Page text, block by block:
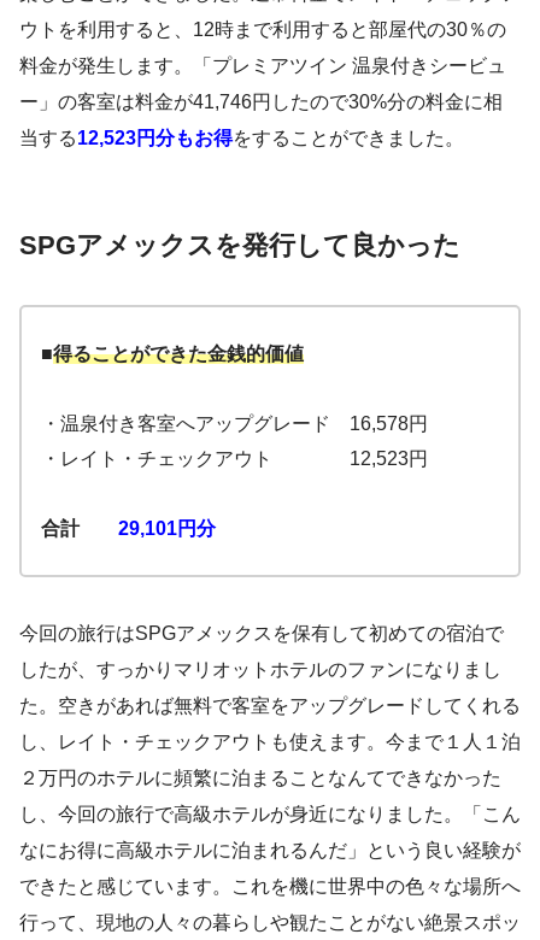
ウトを利用すると、12時まで利用すると部屋代の30％の
料金が発生します。「プレミアツイン 温泉付きシービュ
ー」の客室は料金が41,746円したので30%分の料金に相
当する12,523円分もお得をすることができました。
SPGアメックスを発行して良かった
■得ることができた金銭的価値
・温泉付き客室へアップグレード 16,578円
・レイト・チェックアウト 12,523円
合計 29,101円分
今回の旅行はSPGアメックスを保有して初めての宿泊で
したが、すっかりマリオットホテルのファンになりまし
た。空きがあれば無料で客室をアップグレードしてくれる
し、レイト・チェックアウトも使えます。今まで１人１泊
２万円のホテルに頻繁に泊まることなんてできなかった
し、今回の旅行で高級ホテルが身近になりました。「こん
なにお得に高級ホテルに泊まれるんだ」という良い経験が
できたと感じています。これを機に世界中の色々な場所へ
行って、現地の人々の暮らしや観たことがない絶景スポッ